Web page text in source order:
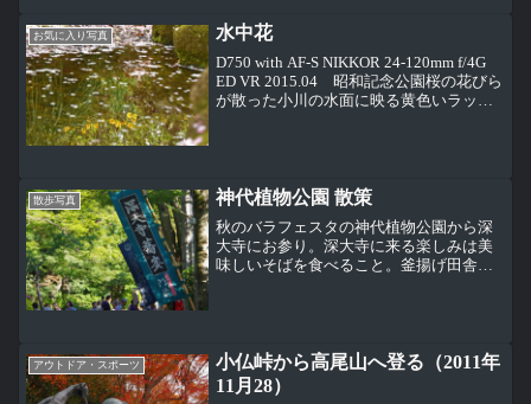
お気に入り写真 水中花
D750 with AF-S NIKKOR 24-120mm f/4G
ED VR 2015.04 昭和記念公園桜の花びら
が散った小川の水面に映る黄色いラッパ
散歩写真 神代植物公園 散策
秋のバラフェスタの神代植物公園から深
大寺にお参り。深大寺に来る楽しみは美
味しいそばを食べること。釜揚げ田舎そ
アウトドア・スポーツ
小仏峠から高尾山へ登る（2011年
11月28）